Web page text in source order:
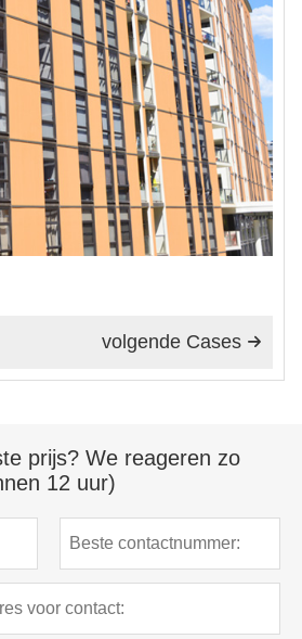

volgende Cases
prijs? We reageren zo
12 uur)